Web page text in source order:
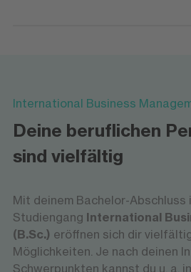
International Business
Deine beruflichen
sind vielfältig
Mit deinem Bachelor-Abschluss
Studiengang International
(B.Sc.) eröffnen sich dir
Möglichkeiten. Je nach deinen
Schwerpunkten kannst du u. a.